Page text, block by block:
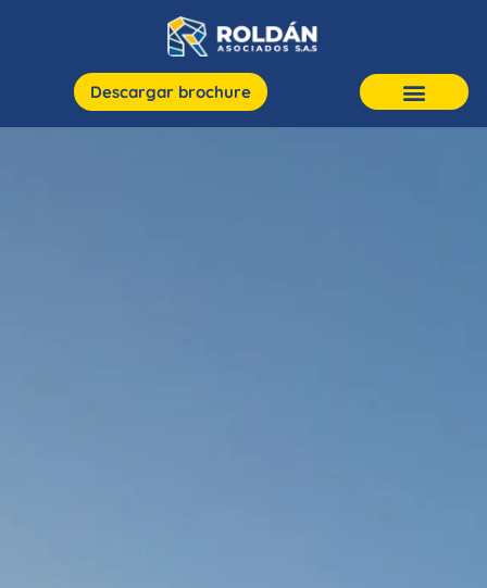
Descargar brochure